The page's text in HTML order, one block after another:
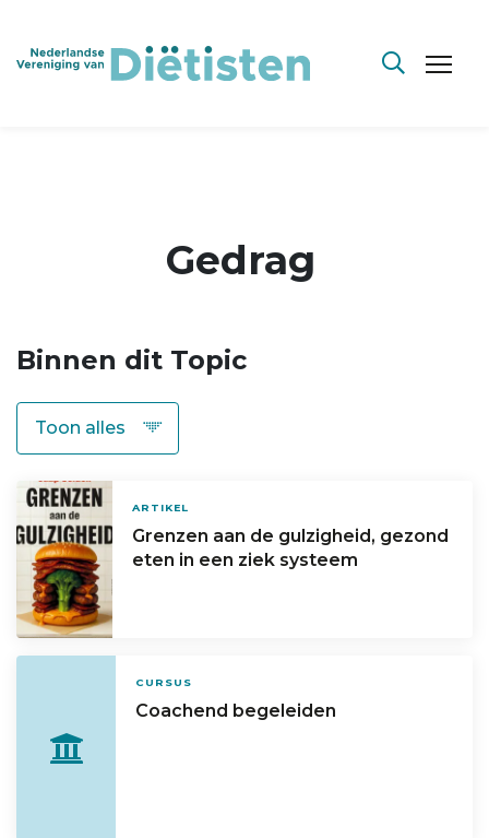
Gedrag
Binnen dit Topic
ARTIKEL
Grenzen aan de gulzigheid, gezond
eten in een ziek systeem
CURSUS
Coachend begeleiden